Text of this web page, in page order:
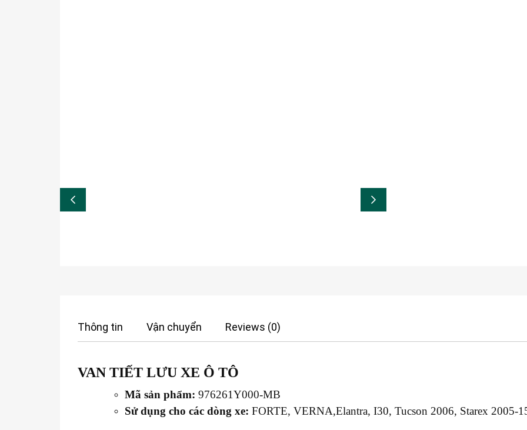
Thông tin Vận chuyển Reviews (0)
VAN TIẾT LƯU XE Ô TÔ
Mã sản phẩm: 976261Y000-MB
Sử dụng cho các dòng xe: FORTE, VERNA,Elantra, I30, Tucson 2006, Starex 2005-